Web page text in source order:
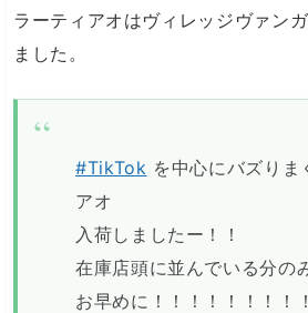
ラーティアオはヴィレッジヴァン
ました。
#TikTok を中心にバズりま
アオ
入荷しましたー！！
在庫店頭に並んでいる分の
お早めに！！！！！！！！